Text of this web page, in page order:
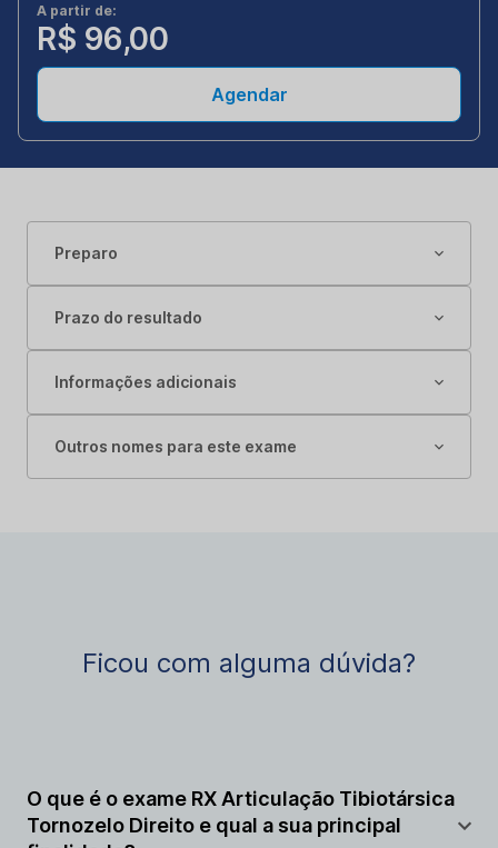
A partir de:
R$ 96,00
Agendar
Preparo
Prazo do resultado
Informações adicionais
Outros nomes para este exame
Ficou com alguma dúvida?
O que é o exame RX Articulação Tibiotársica
Tornozelo Direito e qual a sua principal